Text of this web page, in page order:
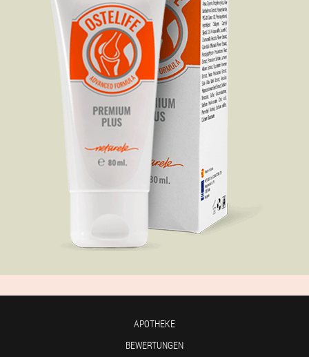
APOTHEKE
BEWERTUNGEN